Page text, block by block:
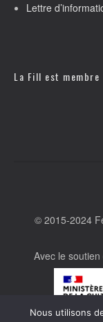
Lettre
La Fill est membre
© 2015-2024
Avec le soutien
Nous utilisons